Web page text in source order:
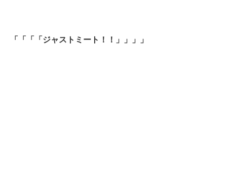
「「「「ジャストミート！！」」」」